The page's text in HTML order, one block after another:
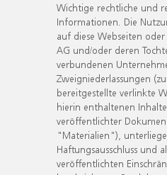
Wichtige rechtliche und
Informationen. Die
auf diese Webseiten
AG und/oder deren
verbundenen
Zweigniederlassungen
bereitgestellte verlinkte
hierin enthaltenen
veröffentlichter
"Materialien"),
Haftungsausschluss und
veröffentlichten